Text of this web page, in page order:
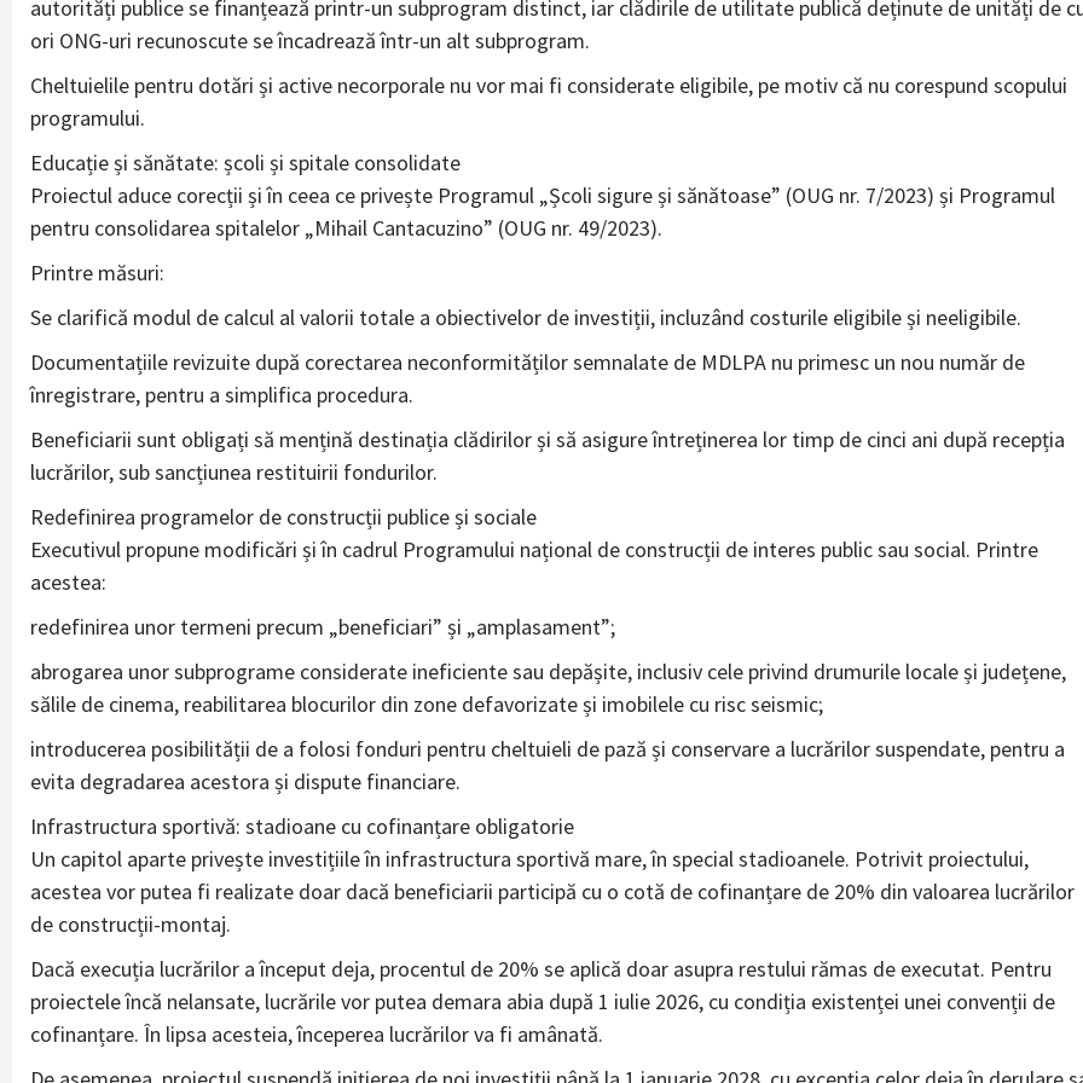
autorități publice se finanțează printr-un subprogram distinct, iar clădirile de utilitate publică deținute de unități de
ori ONG-uri recunoscute se încadrează într-un alt subprogram.
Cheltuielile pentru dotări și active necorporale nu vor mai fi considerate eligibile, pe motiv că nu corespund scopului
programului.
Educație și sănătate: școli și spitale consolidate
Proiectul aduce corecții și în ceea ce privește Programul „Școli sigure și sănătoase” (OUG nr. 7/2023) și Programul
pentru consolidarea spitalelor „Mihail Cantacuzino” (OUG nr. 49/2023).
Printre măsuri:
Se clarifică modul de calcul al valorii totale a obiectivelor de investiții, incluzând costurile eligibile și neeligibile.
Documentațiile revizuite după corectarea neconformităților semnalate de MDLPA nu primesc un nou număr de
înregistrare, pentru a simplifica procedura.
Beneficiarii sunt obligați să mențină destinația clădirilor și să asigure întreținerea lor timp de cinci ani după recepția
lucrărilor, sub sancțiunea restituirii fondurilor.
Redefinirea programelor de construcții publice și sociale
Executivul propune modificări și în cadrul Programului național de construcții de interes public sau social. Printre
acestea:
redefinirea unor termeni precum „beneficiari” și „amplasament”;
abrogarea unor subprograme considerate ineficiente sau depășite, inclusiv cele privind drumurile locale și județene,
sălile de cinema, reabilitarea blocurilor din zone defavorizate și imobilele cu risc seismic;
introducerea posibilității de a folosi fonduri pentru cheltuieli de pază și conservare a lucrărilor suspendate, pentru a
evita degradarea acestora și dispute financiare.
Infrastructura sportivă: stadioane cu cofinanțare obligatorie
Un capitol aparte privește investițiile în infrastructura sportivă mare, în special stadioanele. Potrivit proiectului,
acestea vor putea fi realizate doar dacă beneficiarii participă cu o cotă de cofinanțare de 20% din valoarea lucrărilor
de construcții-montaj.
Dacă execuția lucrărilor a început deja, procentul de 20% se aplică doar asupra restului rămas de executat. Pentru
proiectele încă nelansate, lucrările vor putea demara abia după 1 iulie 2026, cu condiția existenței unei convenții de
cofinanțare. În lipsa acesteia, începerea lucrărilor va fi amânată.